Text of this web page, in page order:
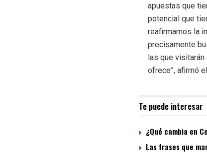
apuestas que
potencial que
reafirmamos la
precisamente
las que
ofrece”, afirmó
Te puede interesar
¿Qué cambia en
Las frases que